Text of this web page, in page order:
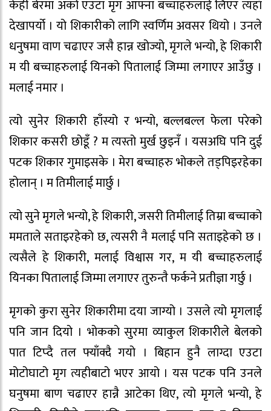
केही बेरमा अर्को एउटा मृग आफ्ना बच्चाहरुलाई लिएर त्यहाँ
देखापर्यो । यो शिकारीको लागि स्वर्णिम अवसर थियो । उनले
धनुषमा वाण चढाएर जसै हान्न खोज्यो, मृगले भन्यो, हे शिकारी
म यी बच्चाहरुलाई यिनको पितालाई जिम्मा लगाएर आउँछु ।
मलाई नमार ।
त्यो सुनेर शिकारी हाँस्यो र भन्यो, बल्लबल्ल फेला परेको
शिकार कसरी छोडूँ ? म त्यस्तो मुर्ख छुइनँ । यसअघि पनि दुई
पटक शिकार गुमाइसके । मेरा बच्चाहरु भोकले तड्पिइरहेका
होलान् । म तिमीलाई मार्छु ।
त्यो सुने मृगले भन्यो, हे शिकारी, जसरी तिमीलाई तिम्रा बच्चाको
ममताले सताइरहेको छ, त्यसरी नै मलाई पनि सताइहेको छ ।
त्यसैले हे शिकारी, मलाई विश्वास गर, म यी बच्चाहरुलाई
यिनका पितालाई जिम्मा लगाएर तुरुन्तै फर्कने प्रतीज्ञा गर्छु ।
मृगको कुरा सुनेर शिकारीमा दया जाग्यो । उसले त्यो मृगलाई
पनि जान दियो । भोकको सुरमा व्याकुल शिकारीले बेलको
पात टिप्दै तल फ्याँक्दै गयो । बिहान हुनै लाग्दा एउटा
मोटोघाटो मृग त्यहीबाटो भएर आयो । यस पटक पनि उनले
घनुषमा बाण चढाएर हान्नै आटेका थिए, त्यो मृगले भन्यो, हे